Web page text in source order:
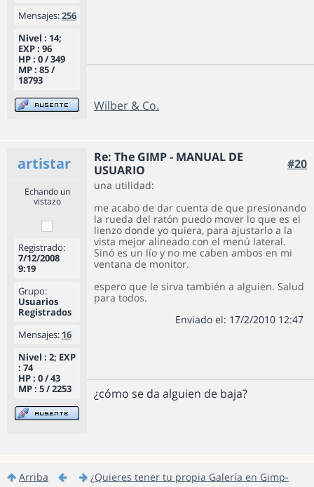
Mensajes:256
Nivel : 14;
EXP : 96
HP : 0 / 349
MP : 85 /
18793
Wilber & Co.
artistar
Re: The GIMP - MANUAL DE
USUARIO
#20
Echando un
vistazo
Registrado:
7/12/2008
9:19
Grupo:
Usuarios
Registrados
Mensajes: 16
Nivel : 2; EXP
: 74
HP : 0 / 43
MP : 5 / 2253
una utilidad:
me acabo de dar cuenta de que presionando
la rueda del ratón puedo mover lo que es el
lienzo donde yo quiera, para ajustarlo a la
vista mejor alineado con el menú lateral.
Sinó es un lío y no me caben ambos en mi
ventana de monitor.
espero que le sirva también a alguien. Salud
para todos.
Enviado el: 17/2/2010 12:47
¿cómo se da alguien de baja?
Arriba
¿Quieres tener tu propia Galería en Gimp-